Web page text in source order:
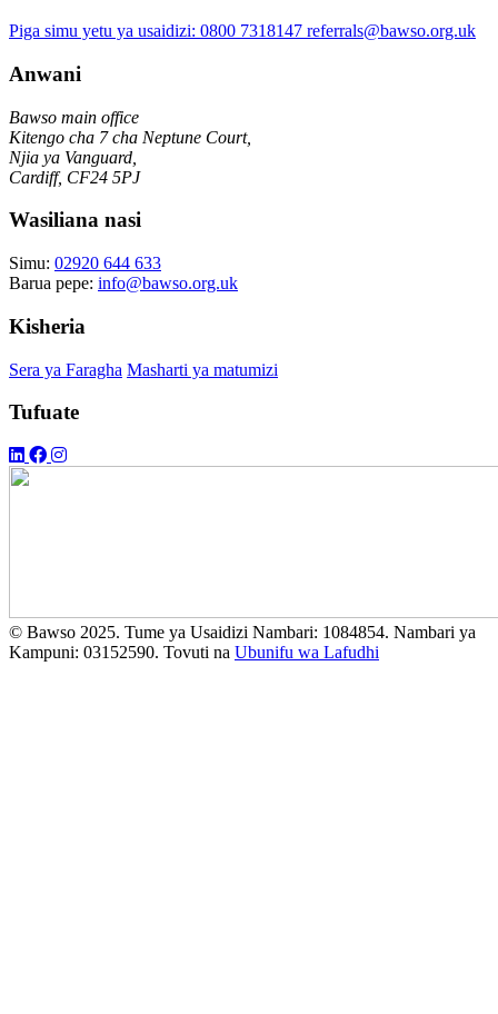
Piga simu yetu ya usaidizi: 0800 7318147 referrals@bawso.org.uk
Anwani
Bawso main office
Kitengo cha 7 cha Neptune Court,
Njia ya Vanguard,
Cardiff, CF24 5PJ
Wasiliana nasi
Simu: 02920 644 633
Barua pepe: info@bawso.org.uk
Kisheria
Sera ya Faragha Masharti ya matumizi
Tufuate
© Bawso 2025. Tume ya Usaidizi Nambari: 1084854. Nambari ya
Kampuni: 03152590. Tovuti na Ubunifu wa Lafudhi